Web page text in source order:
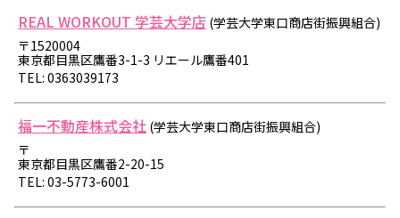
REAL WORKOUT 学芸大学店 (学芸大学東口商店街振興組合)
〒1520004
東京都目黒区鷹番3-1-3 リエール鷹番401
TEL: 0363039173
福一不動産株式会社 (学芸大学東口商店街振興組合)
〒
東京都目黒区鷹番2-20-15
TEL: 03-5773-6001